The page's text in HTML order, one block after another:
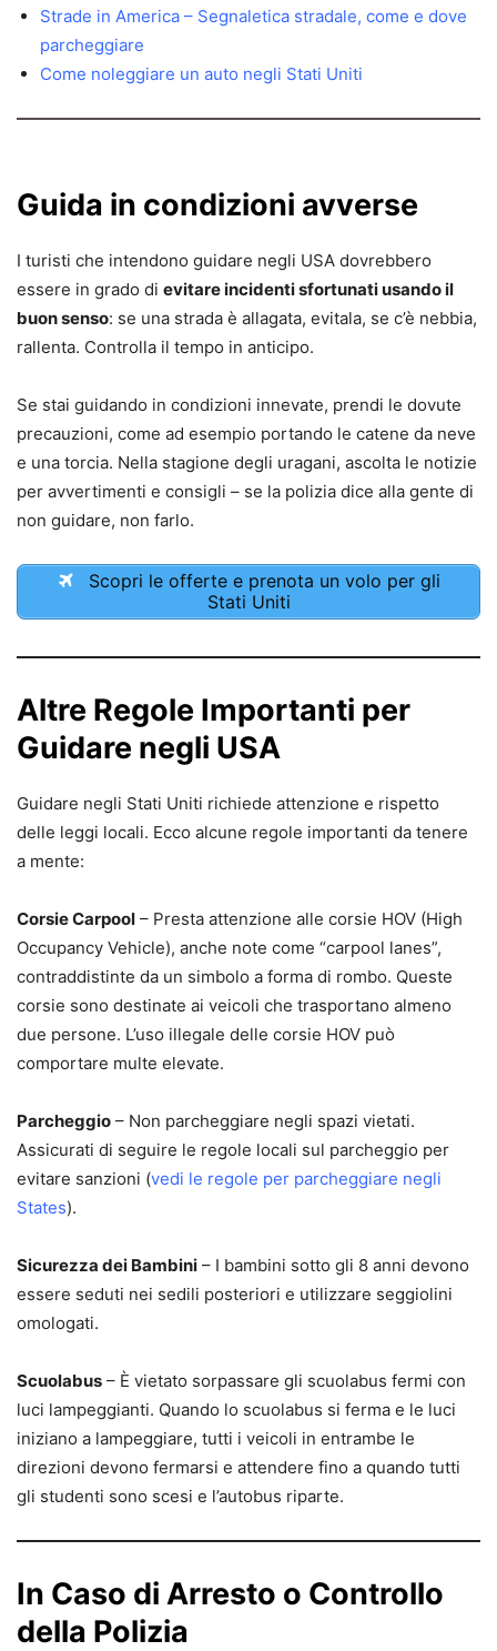
Strade in America – Segnaletica stradale, come e dove
parcheggiare
Come noleggiare un auto negli Stati Uniti
Guida in condizioni avverse
I turisti che intendono guidare negli USA dovrebbero
essere in grado di evitare incidenti sfortunati usando il
buon senso: se una strada è allagata, evitala, se c’è nebbia,
rallenta. Controlla il tempo in anticipo.
Se stai guidando in condizioni innevate, prendi le dovute
precauzioni, come ad esempio portando le catene da neve
e una torcia. Nella stagione degli uragani, ascolta le notizie
per avvertimenti e consigli – se la polizia dice alla gente di
non guidare, non farlo.
Scopri le offerte e prenota un volo per gli
Stati Uniti
Altre Regole Importanti per
Guidare negli USA
Guidare negli Stati Uniti richiede attenzione e rispetto
delle leggi locali. Ecco alcune regole importanti da tenere
a mente:
Corsie Carpool – Presta attenzione alle corsie HOV (High
Occupancy Vehicle), anche note come “carpool lanes”,
contraddistinte da un simbolo a forma di rombo. Queste
corsie sono destinate ai veicoli che trasportano almeno
due persone. L’uso illegale delle corsie HOV può
comportare multe elevate.
Parcheggio – Non parcheggiare negli spazi vietati.
Assicurati di seguire le regole locali sul parcheggio per
evitare sanzioni (vedi le regole per parcheggiare negli
States).
Sicurezza dei Bambini – I bambini sotto gli 8 anni devono
essere seduti nei sedili posteriori e utilizzare seggiolini
omologati.
Scuolabus – È vietato sorpassare gli scuolabus fermi con
luci lampeggianti. Quando lo scuolabus si ferma e le luci
iniziano a lampeggiare, tutti i veicoli in entrambe le
direzioni devono fermarsi e attendere fino a quando tutti
gli studenti sono scesi e l’autobus riparte.
In Caso di Arresto o Controllo
della Polizia